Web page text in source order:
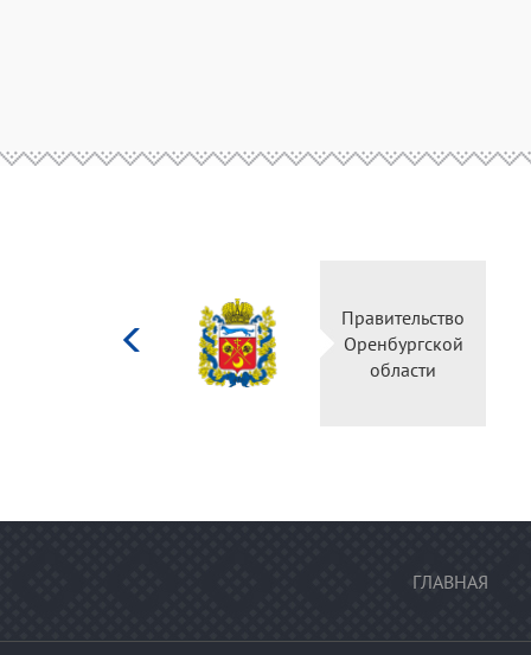
Правительство
Оренбургской
области
ГЛАВНАЯ